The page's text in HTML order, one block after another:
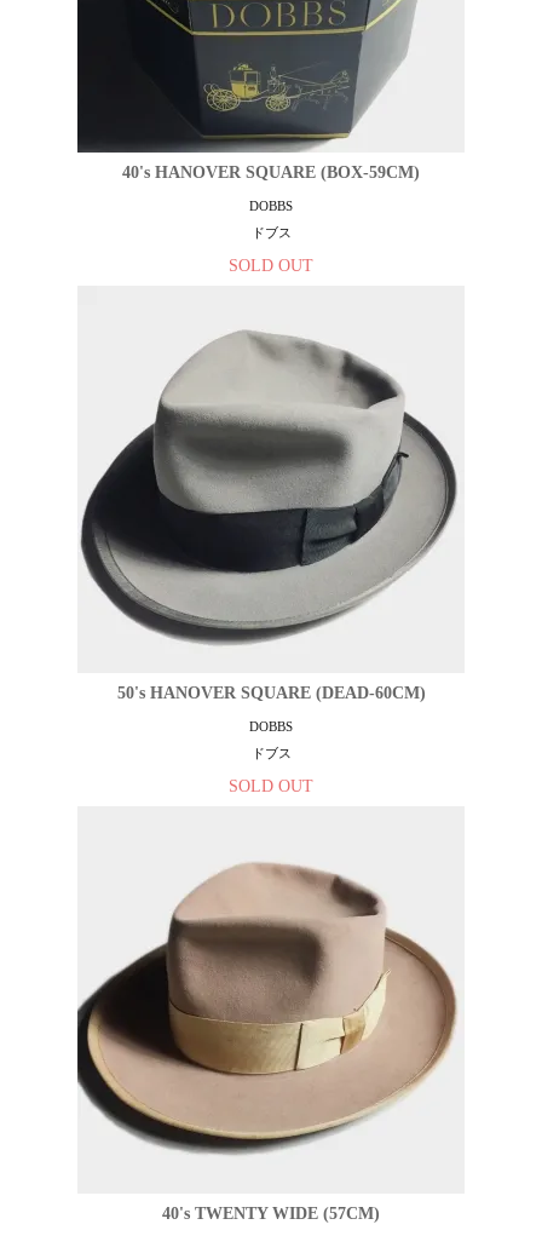
40's HANOVER SQUARE (BOX-59CM)
DOBBS
ドブス
SOLD OUT
50's HANOVER SQUARE (DEAD-60CM)
DOBBS
ドブス
SOLD OUT
40's TWENTY WIDE (57CM)